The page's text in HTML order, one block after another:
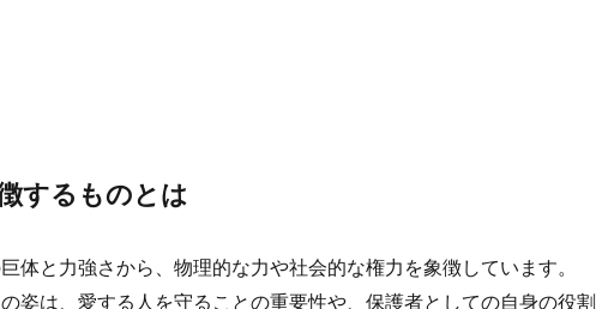
するものとは
体と力強さから、物理的な力や社会的な権力を象徴しています。
姿は、愛する人を守ることの重要性や、保護者としての自身の役割